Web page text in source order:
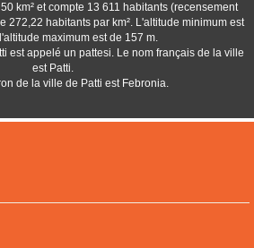
km² et compte 13 611 habitants (recensement
272,22 habitants par km². L'altitude minimum est
maximum est de 157 m.
est appelé un pattesi. Le nom français de la ville
est Patti.
de la ville de Patti est Febronia.